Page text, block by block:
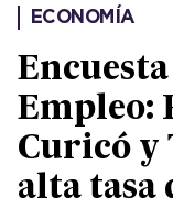
ECONOMÍA
Empleo:
Curicó y
alta tasa